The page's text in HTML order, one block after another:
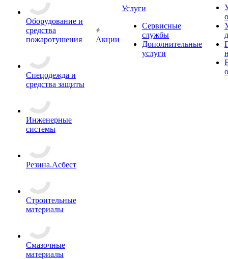
Оборудование и
средства
пожаротушения
Спецодежда и
средства защиты
Инженерные
системы
Резина.Асбест
Строительные
материалы
Смазочные
материалы
Акции
Услуги
Сервисные
службы
Дополнительные
услуги